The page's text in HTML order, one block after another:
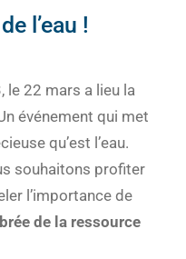
l’eau !
le 22 mars a lieu la
événement qui met
qu’est l’eau.
souhaitons profiter
l’importance de
de la ressource